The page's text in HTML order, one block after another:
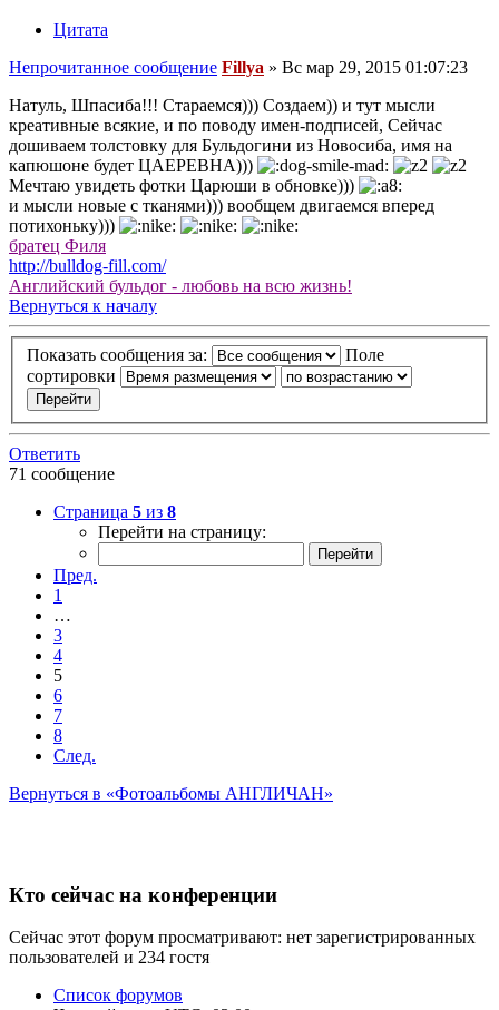
Цитата
Непрочитанное сообщение Fillya » Вс мар 29, 2015 01:07:23
Натуль, Шпасиба!!! Стараемся))) Создаем)) и тут мысли
креативные всякие, и по поводу имен-подписей, Сейчас
дошиваем толстовку для Бульдогини из Новосиба, имя на
капюшоне будет ЦАЕРЕВНА)))
Мечтаю увидеть фотки Царюши в обновке)))
и мысли новые с тканями))) вообщем двигаемся вперед
потихоньку)))
братец Филя
http://bulldog-fill.com/
Английский бульдог - любовь на всю жизнь!
Вернуться к началу
Показать сообщения за:
Поле
сортировки
Ответить
71 сообщение
Страница 5 из 8
Перейти на страницу:
Пред.
1
…
3
4
5
6
7
8
След.
Вернуться в «Фотоальбомы АНГЛИЧАН»
Кто сейчас на конференции
Сейчас этот форум просматривают: нет зарегистрированных
пользователей и 234 гостя
Список форумов